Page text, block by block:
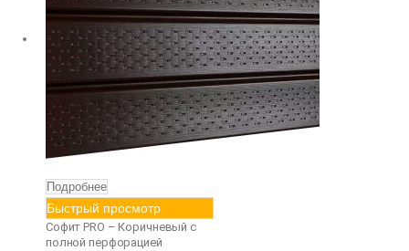
Подробнее
Быстрый просмотр
Софит PRO – Коричневый с
полной перфорацией